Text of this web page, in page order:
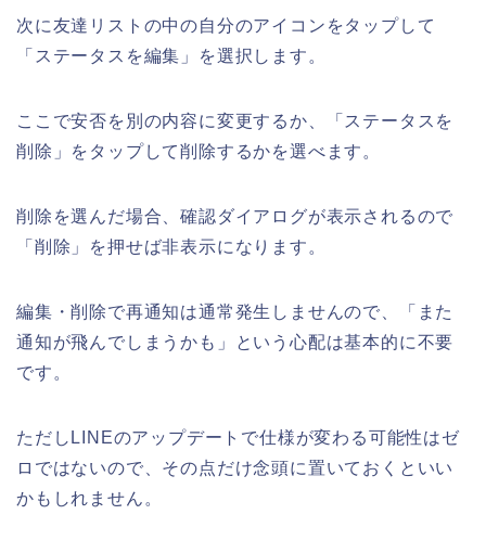
次に友達リストの中の自分のアイコンをタップして
「ステータスを編集」を選択します。
ここで安否を別の内容に変更するか、「ステータスを
削除」をタップして削除するかを選べます。
削除を選んだ場合、確認ダイアログが表示されるので
「削除」を押せば非表示になります。
編集・削除で再通知は通常発生しませんので、「また
通知が飛んでしまうかも」という心配は基本的に不要
です。
ただしLINEのアップデートで仕様が変わる可能性はゼ
ロではないので、その点だけ念頭に置いておくといい
かもしれません。